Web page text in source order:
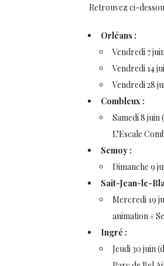
Retrouvez ci-
Orléans :
Vendredi 7
Vendredi 14
Vendredi 28
Combleux :
Samedi 8 juin
L’Escale
Semoy :
Dimanche 9
Sait-Jean-le-
Mercredi 19
animation «
Ingré :
Jeudi 30 juin